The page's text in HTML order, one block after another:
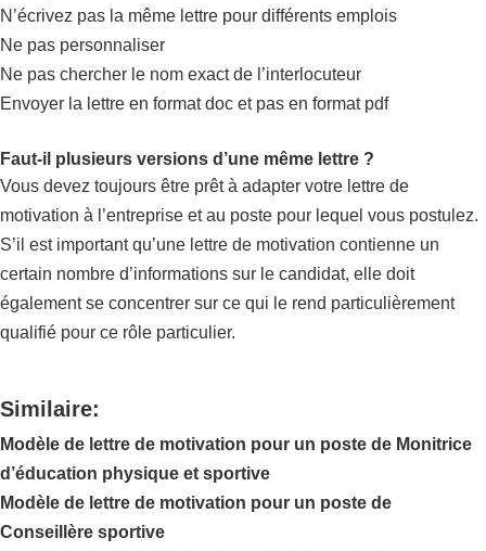
N’écrivez pas la même lettre pour différents emplois
Ne pas personnaliser
Ne pas chercher le nom exact de l’interlocuteur
Envoyer la lettre en format doc et pas en format pdf
Faut-il plusieurs versions d’une même lettre ?
Vous devez toujours être prêt à adapter votre lettre de
motivation à l’entreprise et au poste pour lequel vous postulez.
S’il est important qu’une lettre de motivation contienne un
certain nombre d’informations sur le candidat, elle doit
également se concentrer sur ce qui le rend particulièrement
qualifié pour ce rôle particulier.
Similaire:
Modèle de lettre de motivation pour un poste de Monitrice
d’éducation physique et sportive
Modèle de lettre de motivation pour un poste de
Conseillère sportive